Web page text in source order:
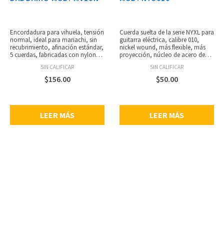
Encordadura para vihuela, tensión
normal, ideal para mariachi, sin
recubrimiento, afinación estándar,
5 cuerdas, fabricadas con nylon
empaque respetuoso con el medio
ambiente y resistente a la
corrosión, hecho en USA, calibres:
SIN CALIFICAR
$156.00
LEER MÁS
Cuerda suelta de la serie NYXL para
guitarra eléctrica, calibre 010,
nickel wound, más flexible, más
proyección, núcleo de acero de
rupturas, aleación de acero liso,
resistencia sin precedentes,
empaque ecológico resistente a la
SIN CALIFICAR
$50.00
LEER MÁS